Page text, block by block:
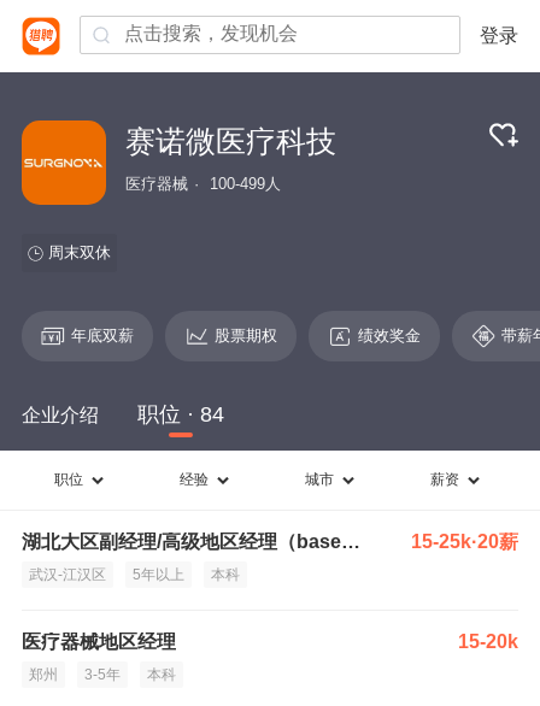
登录
赛诺微医疗科技
医疗器械 100-499人
周末双休
年底双薪 股票期权 绩效奖金 带薪
企业介绍 职位 · 84
职位 经验 城市 薪资
湖北大区副经理/高级地区经理（base武汉） 15-25k·20薪
武汉-江汉区 5年以上 本科
医疗器械地区经理 15-20k
郑州 3-5年 本科